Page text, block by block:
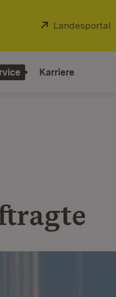
Extern:
Landesportal
Karriere